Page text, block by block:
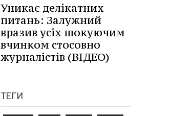
Уникає делікатних
питань: Залужний
вразив усіх шокуючим
вчинком стосовно
журналістів (ВІДЕО)
ТЕГИ